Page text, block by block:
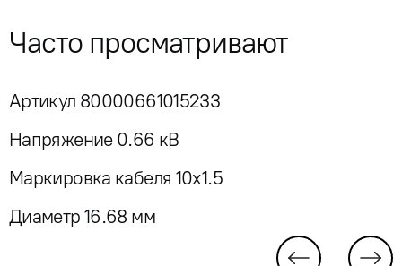
Часто просматривают
Артикул 80000661015233
Напряжение 0.66 кВ
Маркировка кабеля 10x1.5
Диаметр 16.68 мм